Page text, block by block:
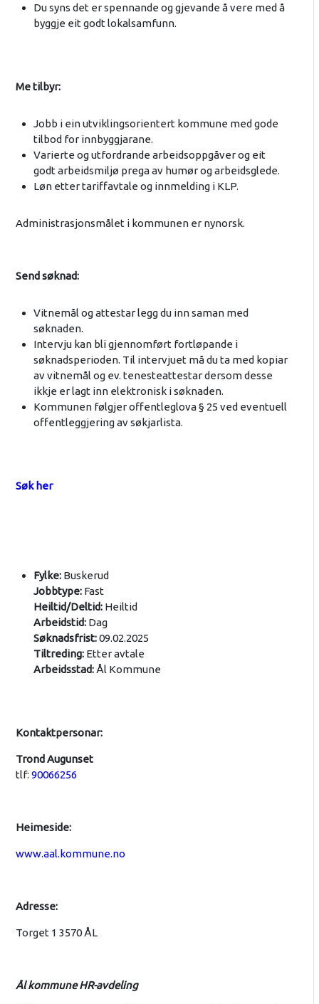
Du syns det er spennande og gjevande å vere med å
byggje eit godt lokalsamfunn.
Me tilbyr:
Jobb i ein utviklingsorientert kommune med gode
tilbod for innbyggjarane.
Varierte og utfordrande arbeidsoppgåver og eit
godt arbeidsmiljø prega av humør og arbeidsglede.
Løn etter tariffavtale og innmelding i KLP.
Administrasjonsmålet i kommunen er nynorsk.
Send søknad:
Vitnemål og attestar legg du inn saman med
søknaden.
Intervju kan bli gjennomført fortløpande i
søknadsperioden. Til intervjuet må du ta med kopiar
av vitnemål og ev. tenesteattestar dersom desse
ikkje er lagt inn elektronisk i søknaden.
Kommunen følgjer offentleglova § 25 ved eventuell
offentleggjering av søkjarlista.
Søk her
Fylke: Buskerud
Jobbtype: Fast
Heiltid/Deltid: Heiltid
Arbeidstid: Dag
Søknadsfrist:09.02.2025
Tiltreding: Etter avtale
Arbeidsstad: Ål Kommune
Kontaktpersonar:
Trond Augunset
tlf: 90066256
Heimeside:
www.aal.kommune.no
Adresse:
Torget 1 3570 ÅL
Ål kommune HR-avdeling